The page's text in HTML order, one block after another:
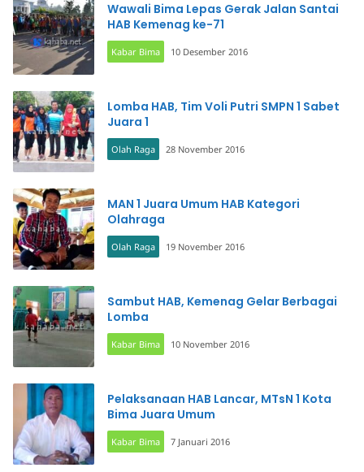
Wawali Bima Lepas Gerak Jalan Santai
HAB Kemenag ke-71
Kabar Bima 10 Desember 2016
Lomba HAB, Tim Voli Putri SMPN 1 Sabet
Juara 1
Olah Raga 28 November 2016
MAN 1 Juara Umum HAB Kategori
Olahraga
Olah Raga 19 November 2016
Sambut HAB, Kemenag Gelar Berbagai
Lomba
Kabar Bima 10 November 2016
Pelaksanaan HAB Lancar, MTsN 1 Kota
Bima Juara Umum
Kabar Bima 7 Januari 2016